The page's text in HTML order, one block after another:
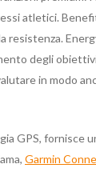
atletici.
resistenza.
degli
in modo
GPS, fornisce
Garmin